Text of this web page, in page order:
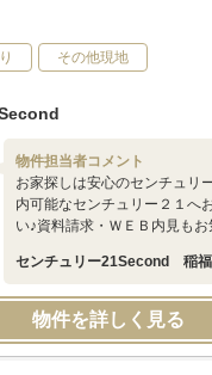
その他現地
物件担当者コメント
お家探しは安心のセンチュリ
内可能なセンチュリー２１へ
い♪資料請求・ＷＥＢ内見も
センチュリー21Second 稲
物件を詳しく見る